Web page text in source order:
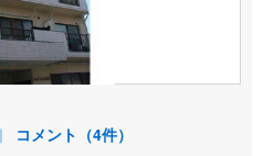
コメント（4件）